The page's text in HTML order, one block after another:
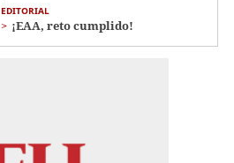
EDITORIAL
¡EAA, reto cumplido!